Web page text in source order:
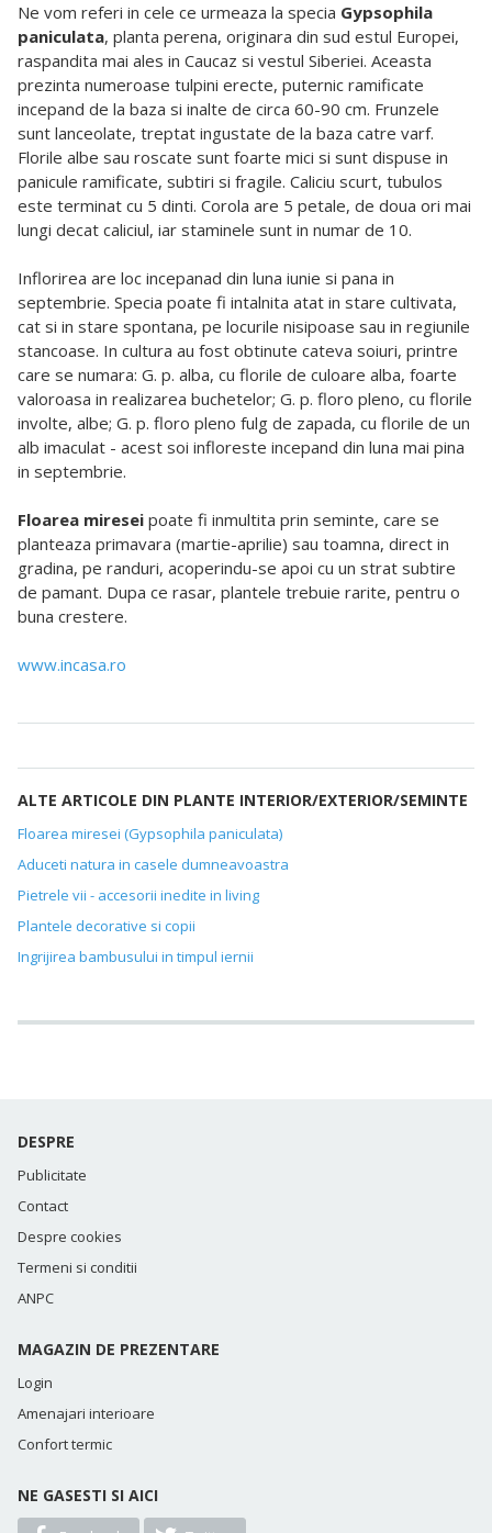
Ne vom referi in cele ce urmeaza la specia Gypsophila
paniculata, planta perena, originara din sud estul Europei,
raspandita mai ales in Caucaz si vestul Siberiei. Aceasta
prezinta numeroase tulpini erecte, puternic ramificate
incepand de la baza si inalte de circa 60-90 cm. Frunzele
sunt lanceolate, treptat ingustate de la baza catre varf.
Florile albe sau roscate sunt foarte mici si sunt dispuse in
panicule ramificate, subtiri si fragile. Caliciu scurt, tubulos
este terminat cu 5 dinti. Corola are 5 petale, de doua ori mai
lungi decat caliciul, iar staminele sunt in numar de 10.
Inflorirea are loc incepanad din luna iunie si pana in
septembrie. Specia poate fi intalnita atat in stare cultivata,
cat si in stare spontana, pe locurile nisipoase sau in regiunile
stancoase. In cultura au fost obtinute cateva soiuri, printre
care se numara: G. p. alba, cu florile de culoare alba, foarte
valoroasa in realizarea buchetelor; G. p. floro pleno, cu florile
involte, albe; G. p. floro pleno fulg de zapada, cu florile de un
alb imaculat - acest soi infloreste incepand din luna mai pina
in septembrie.
Floarea miresei poate fi inmultita prin seminte, care se
planteaza primavara (martie-aprilie) sau toamna, direct in
gradina, pe randuri, acoperindu-se apoi cu un strat subtire
de pamant. Dupa ce rasar, plantele trebuie rarite, pentru o
buna crestere.
www.incasa.ro
ALTE ARTICOLE DIN PLANTE INTERIOR/EXTERIOR/SEMINTE
Floarea miresei (Gypsophila paniculata)
Aduceti natura in casele dumneavoastra
Pietrele vii - accesorii inedite in living
Plantele decorative si copii
Ingrijirea bambusului in timpul iernii
DESPRE
Publicitate
Contact
Despre cookies
Termeni si conditii
ANPC
MAGAZIN DE PREZENTARE
Login
Amenajari interioare
Confort termic
NE GASESTI SI AICI